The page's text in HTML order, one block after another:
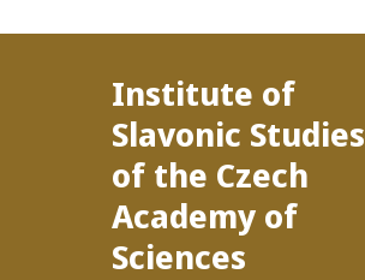
Institute of
Slavonic Studies
of the Czech
Academy of
Sciences